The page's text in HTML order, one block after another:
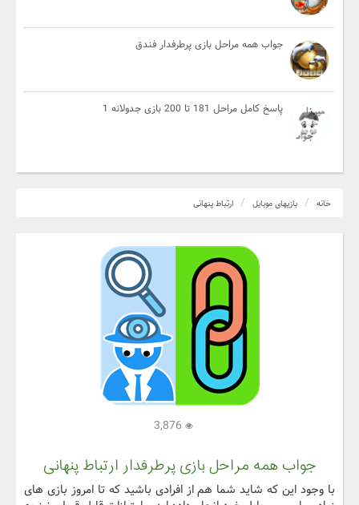
جواب همه مراحل بازی پرطرفدار فندق
پاسخ کامل مراحل 181 تا 200 بازی جدولانه 1
خانه بازیهای موبایل ارتباط پنهانی
جواب همه مراحل بازی پرطرفدار ارتباط پنهانی
با وجود این که شاید شما هم از افرادی باشید که تا امروز بازی های